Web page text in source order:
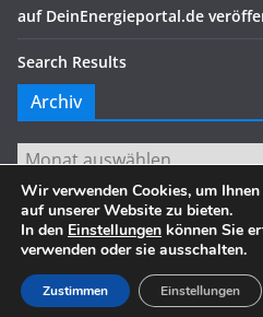
auf DeinEnergieportal.de
Search Results
Archiv
Archiv
Copyright © 2026. Alle
Theme:ColorMag von
Wir verwenden Cookies, um
auf unserer Website zu bieten.
In den Einstellungen können Sie
verwenden oder sie ausschalten.
Zustimmen Einstellungen